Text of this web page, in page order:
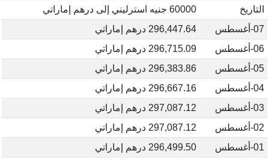
التاريخ
60000 جنيه استرليني إلى درهم إماراتي
07-أغسطس
296,447.64 درهم إماراتي
06-أغسطس
296,715.09 درهم إماراتي
05-أغسطس
296,383.86 درهم إماراتي
04-أغسطس
296,667.16 درهم إماراتي
03-أغسطس
297,087.12 درهم إماراتي
02-أغسطس
297,087.12 درهم إماراتي
01-أغسطس
296,499.50 درهم إماراتي